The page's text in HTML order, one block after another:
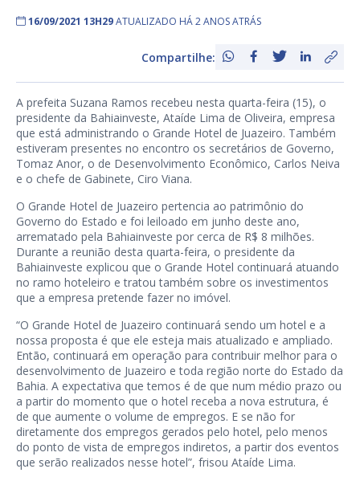
16/09/2021 13H29ATUALIZADO HÁ 2 ANOS ATRÁS
Compartilhe:
A prefeita Suzana Ramos recebeu nesta quarta-feira (15), o
presidente da Bahiainveste, Ataíde Lima de Oliveira, empresa
que está administrando o Grande Hotel de Juazeiro. Também
estiveram presentes no encontro os secretários de Governo,
Tomaz Anor, o de Desenvolvimento Econômico, Carlos Neiva
e o chefe de Gabinete, Ciro Viana.
O Grande Hotel de Juazeiro pertencia ao patrimônio do
Governo do Estado e foi leiloado em junho deste ano,
arrematado pela Bahiainveste por cerca de R$ 8 milhões.
Durante a reunião desta quarta-feira, o presidente da
Bahiainveste explicou que o Grande Hotel continuará atuando
no ramo hoteleiro e tratou também sobre os investimentos
que a empresa pretende fazer no imóvel.
“O Grande Hotel de Juazeiro continuará sendo um hotel e a
nossa proposta é que ele esteja mais atualizado e ampliado.
Então, continuará em operação para contribuir melhor para o
desenvolvimento de Juazeiro e toda região norte do Estado da
Bahia. A expectativa que temos é de que num médio prazo ou
a partir do momento que o hotel receba a nova estrutura, é
de que aumente o volume de empregos. E se não for
diretamente dos empregos gerados pelo hotel, pelo menos
do ponto de vista de empregos indiretos, a partir dos eventos
que serão realizados nesse hotel”, frisou Ataíde Lima.